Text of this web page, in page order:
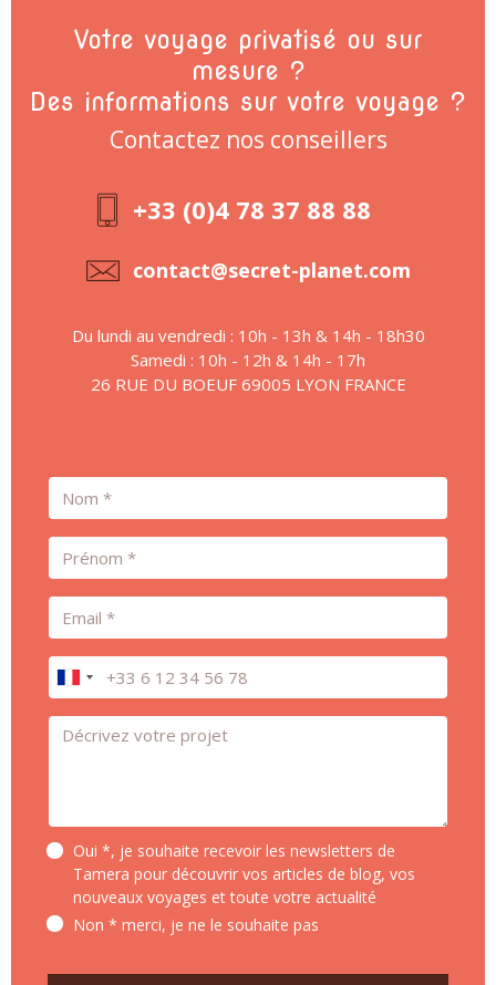
Votre voyage privatisé ou sur
mesure ?
Des informations sur votre voyage ?
Contactez nos conseillers
+33 (0)4 78 37 88 88
contact@secret-planet.com
Du lundi au vendredi : 10h - 13h & 14h - 18h30
Samedi : 10h - 12h & 14h - 17h
26 RUE DU BOEUF 69005 LYON FRANCE
Nom
Prénom
Email
Téléphone
Message *
Oui *, je souhaite recevoir les newsletters de
Tamera pour découvrir vos articles de blog, vos
nouveaux voyages et toute votre actualité
Non * merci, je ne le souhaite pas